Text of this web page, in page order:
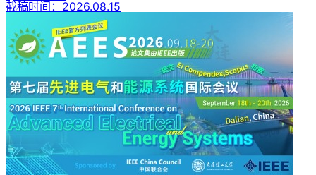
截稿时间： 2026.08.15